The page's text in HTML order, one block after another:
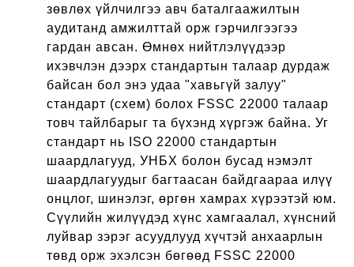
зөвлөх үйлчилгээ авч баталгаажилтын
аудитанд амжилттай орж гэрчилгээгээ
гардан авсан. Өмнөх нийтлэлүүдээр
ихэвчлэн дээрх стандартын талаар дурдаж
байсан бол энэ удаа "хавьгүй залуу"
стандарт (схем) болох FSSC 22000 талаар
товч тайлбарыг та бүхэнд хүргэж байна. Уг
стандарт нь ISO 22000 стандартын
шаардлагууд, УНБХ болон бусад нэмэлт
шаардлагуудыг багтаасан байдгаараа илүү
онцлог, шинэлэг, өргөн хамрах хүрээтэй юм.
Сүүлийн жилүүдэд хүнс хамгаалал, хүнсний
луйвар зэрэг асуудлууд хүчтэй анхаарлын
төвд орж эхэлсэн бөгөөд FSSC 22000